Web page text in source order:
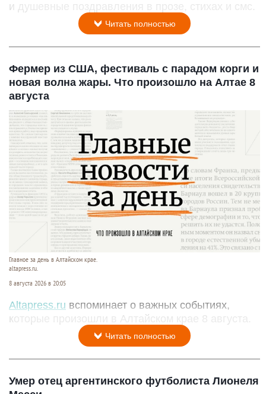
и душевные поздравления в прозе, стихах и смс.
Читать полностью
Фермер из США, фестиваль с парадом корги и
новая волна жары. Что произошло на Алтае 8
августа
Главное за день в Алтайском крае.
altapress.ru.
8 августа 2026 в 20:05
Altapress.ru вспоминает о важных событиях,
которые произошли в Алтайском крае 8 августа.
Читать полностью
Умер отец аргентинского футболиста Лионеля